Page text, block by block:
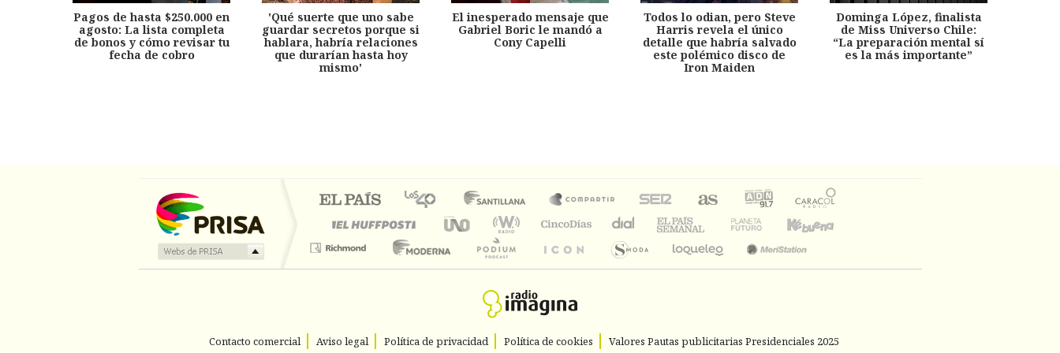
Pagos de hasta $250.000 en
agosto: La lista completa
de bonos y cómo revisar tu
fecha de cobro
'Qué suerte que uno sabe
guardar secretos porque si
hablara, habría relaciones
que durarían hasta hoy
mismo'
El inesperado mensaje que
Gabriel Boric le mandó a
Cony Capelli
Todos lo odian, pero Steve
Harris revela el único
detalle que habría salvado
este polémico disco de
Iron Maiden
Dominga López, finalista
de Miss Universo Chile:
“La preparación mental sí
es la más importante”
Contacto comercial Aviso legal Política de privacidad Política de cookies Valores Pautas publicitarias Presidenciales 2025